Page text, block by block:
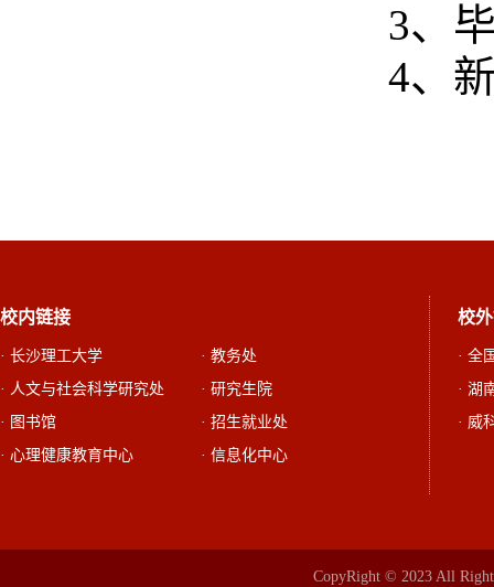
3、
4、
校内链接
· 长沙理工大学
· 教务处
· 人文与社会科学研究处
· 研究生院
· 图书馆
· 招生就业处
· 心理健康教育中心
· 信息化中心
校
· 全
· 湖
· 威
CopyRight © 2023 All